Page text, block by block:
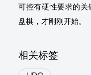
可控有硬性要求的
盘棋，才刚刚开始。
相关标签